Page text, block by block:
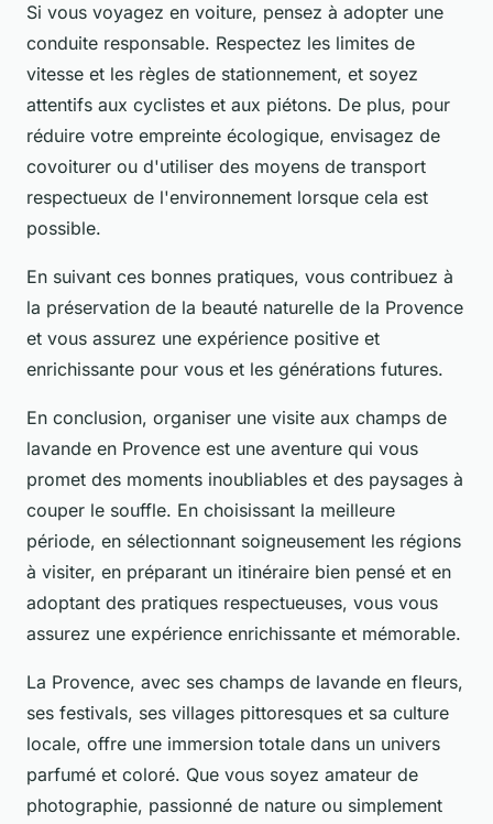
Si vous voyagez en voiture, pensez à adopter une
conduite responsable. Respectez les limites de
vitesse et les règles de stationnement, et soyez
attentifs aux cyclistes et aux piétons. De plus, pour
réduire votre empreinte écologique, envisagez de
covoiturer ou d'utiliser des moyens de transport
respectueux de l'environnement lorsque cela est
possible.
En suivant ces bonnes pratiques, vous contribuez à
la préservation de la beauté naturelle de la Provence
et vous assurez une expérience positive et
enrichissante pour vous et les générations futures.
En conclusion, organiser une visite aux champs de
lavande en Provence est une aventure qui vous
promet des moments inoubliables et des paysages à
couper le souffle. En choisissant la meilleure
période, en sélectionnant soigneusement les régions
à visiter, en préparant un itinéraire bien pensé et en
adoptant des pratiques respectueuses, vous vous
assurez une expérience enrichissante et mémorable.
La Provence, avec ses champs de lavande en fleurs,
ses festivals, ses villages pittoresques et sa culture
locale, offre une immersion totale dans un univers
parfumé et coloré. Que vous soyez amateur de
photographie, passionné de nature ou simplement